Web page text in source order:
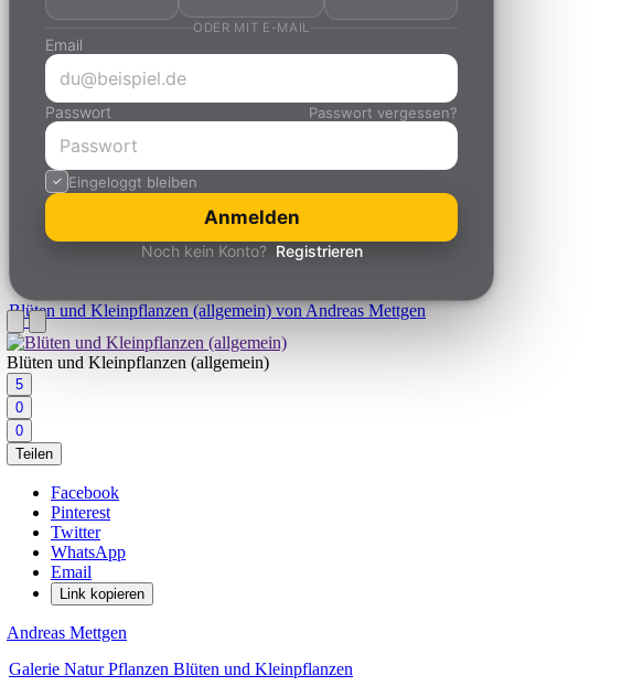
ODER MIT E-MAIL
Email
Passwort Passwort vergessen?
Eingeloggt bleiben
Anmelden
Noch kein Konto? Registrieren
Blüten und Kleinpflanzen (allgemein)von Andreas Mettgen
Blüten und Kleinpflanzen (allgemein)
5
0
0
Teilen
Facebook
Pinterest
Twitter
WhatsApp
Email
Link kopieren
Andreas Mettgen
Galerie NaturPflanzen Blüten und Kleinpflanzen